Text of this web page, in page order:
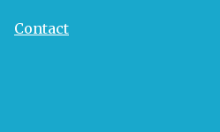
Contact